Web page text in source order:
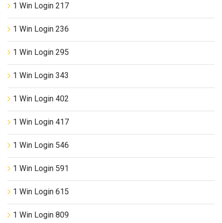
1 Win Login 217
1 Win Login 236
1 Win Login 295
1 Win Login 343
1 Win Login 402
1 Win Login 417
1 Win Login 546
1 Win Login 591
1 Win Login 615
1 Win Login 809